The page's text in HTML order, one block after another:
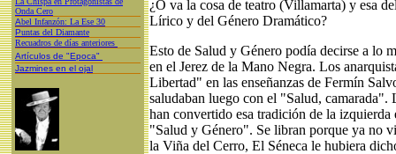
Onda Cero
Abel Infanzón: La Ese 30
Puntas del Diamante
Recuadros de días anteriores
Artículos de "Epoca"
Jazmines en el ojal
¿O va la cosa de teatro (Villamarta) y esa
Lírico y del Género Dramático?
Esto de Salud y Género podía decirse a lo
en el Jerez de la Mano Negra. Los
Libertad" en las enseñanzas de Fermín
saludaban luego con el "Salud, camarada".
han convertido esa tradición de la izquierda
"Salud y Género". Se libran porque ya no
la Viña del Cerro, El Séneca le hubiera